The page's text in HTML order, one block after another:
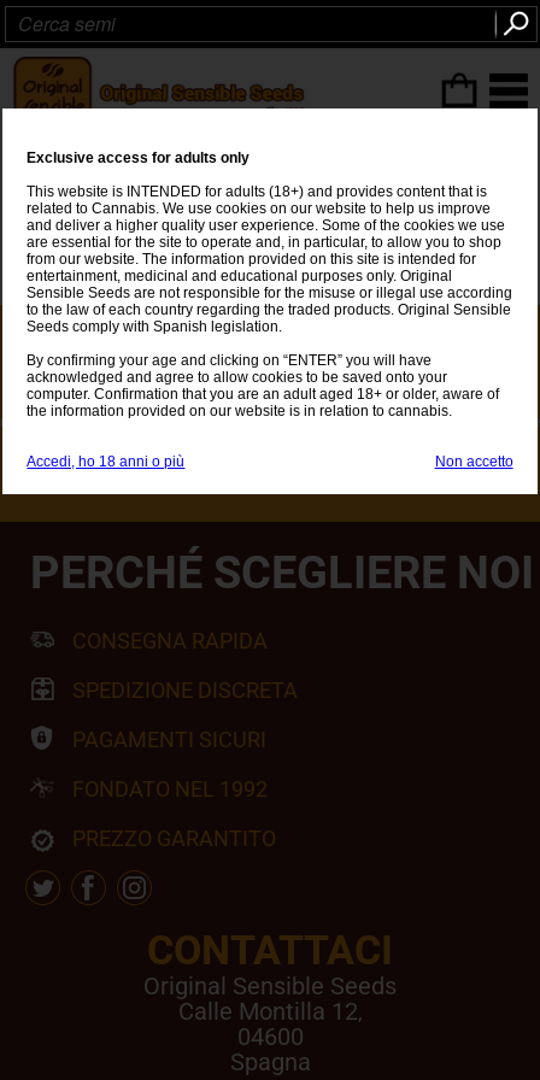
Page not found.
Sorry the page does not exists any more.
Disclaimer
Il sito web di Original Sensible Seeds è destinato a persone di età superiore ai 18
anni. Tutti i semi di cannabis venduti su questo sito sono destinati esclusivamente
a scopi da regalo. La coltivazione di semi di cannabis è illegale in molti o nella
maggior parte dei paesi. Pertanto, ti consigliamo di verificare la legge nel tuo paese
tracciamento completo in Italia, Regno Unito e nel resto d'Europa (la spedizione
gratuita dipende dal valore dell'ordine).
CONTATTACI
Original Sensible Seeds
Calle Montilla 12,
04600
Spagna
PERCHÉ SCEGLIERE NOI
CONSEGNA RAPIDA
SPEDIZIONE DISCRETA
PAGAMENTI SICURI
FONDATO NEL 1992
PREZZO GARANTITO
Exclusive access for adults only
This website is INTENDED for adults (18+) and provides content that is
related to Cannabis. We use cookies on our website to help us improve
and deliver a higher quality user experience. Some of the cookies we use
are essential for the site to operate and, in particular, to allow you to shop
from our website. The information provided on this site is intended for
entertainment, medicinal and educational purposes only. Original
Sensible Seeds are not responsible for the misuse or illegal use according
to the law of each country regarding the traded products. Original Sensible
Seeds comply with Spanish legislation.
By confirming your age and clicking on “ENTER” you will have
acknowledged and agree to allow cookies to be saved onto your
computer. Confirmation that you are an adult aged 18+ or older, aware of
the information provided on our website is in relation to cannabis.
Accedi, ho 18 anni o più Non accetto